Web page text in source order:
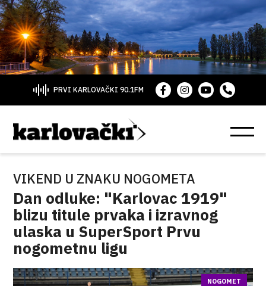
PRVI KARLOVAČKI 90.1FM
VIKEND U ZNAKU NOGOMETA
Dan odluke: "Karlovac 1919"
blizu titule prvaka i izravnog
ulaska u SuperSport Prvu
nogometnu ligu
NOGOMET